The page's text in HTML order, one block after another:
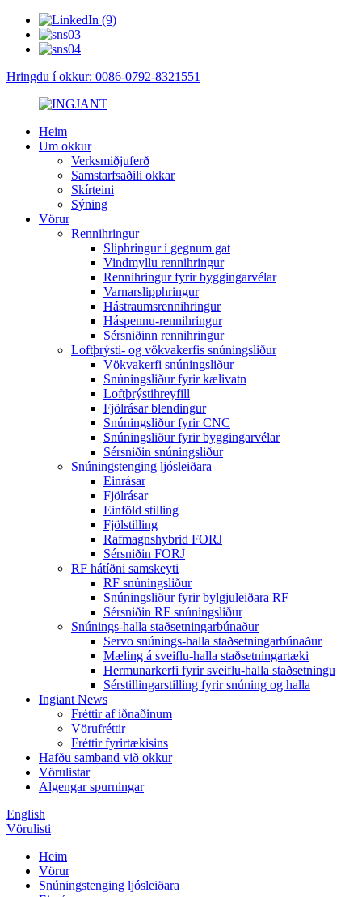
Hringdu í okkur: 0086-0792-8321551
Heim
Um okkur
Verksmiðjuferð
Samstarfsaðili okkar
Skírteini
Sýning
Vörur
Rennihringur
Sliphringur í gegnum gat
Vindmyllu rennihringur
Rennihringur fyrir byggingarvélar
Varnarslipphringur
Hástraumsrennihringur
Háspennu-rennihringur
Sérsniðinn rennihringur
Loftþrýsti- og vökvakerfis snúningsliður
Vökvakerfi snúningsliður
Snúningsliður fyrir kælivatn
Loftþrýstihreyfill
Fjölrásar blendingur
Snúningsliður fyrir CNC
Snúningsliður fyrir byggingarvélar
Sérsniðin snúningsliður
Snúningstenging ljósleiðara
Einrásar
Fjölrásar
Einföld stilling
Fjölstilling
Rafmagnshybrid FORJ
Sérsniðin FORJ
RF hátíðni samskeyti
RF snúningsliður
Snúningsliður fyrir bylgjuleiðara RF
Sérsniðin RF snúningsliður
Snúnings-halla staðsetningarbúnaður
Servo snúnings-halla staðsetningarbúnaður
Mæling á sveiflu-halla staðsetningartæki
Hermunarkerfi fyrir sveiflu-halla staðsetningu
Sérstillingarstilling fyrir snúning og halla
Ingiant News
Fréttir af iðnaðinum
Vörufréttir
Fréttir fyrirtækisins
Hafðu samband við okkur
Vörulistar
Algengar spurningar
English
Vörulisti
Heim
Vörur
Snúningstenging ljósleiðara